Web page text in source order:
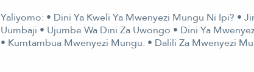
Yaliyomo: • Dini Ya Kweli Ya Mwenyezi Mungu Ni Ipi? •
Uumbaji • Ujumbe Wa Dini Za Uwongo • Dini Ya
• Kumtambua Mwenyezi Mungu. • Dalili Za Mwenyezi